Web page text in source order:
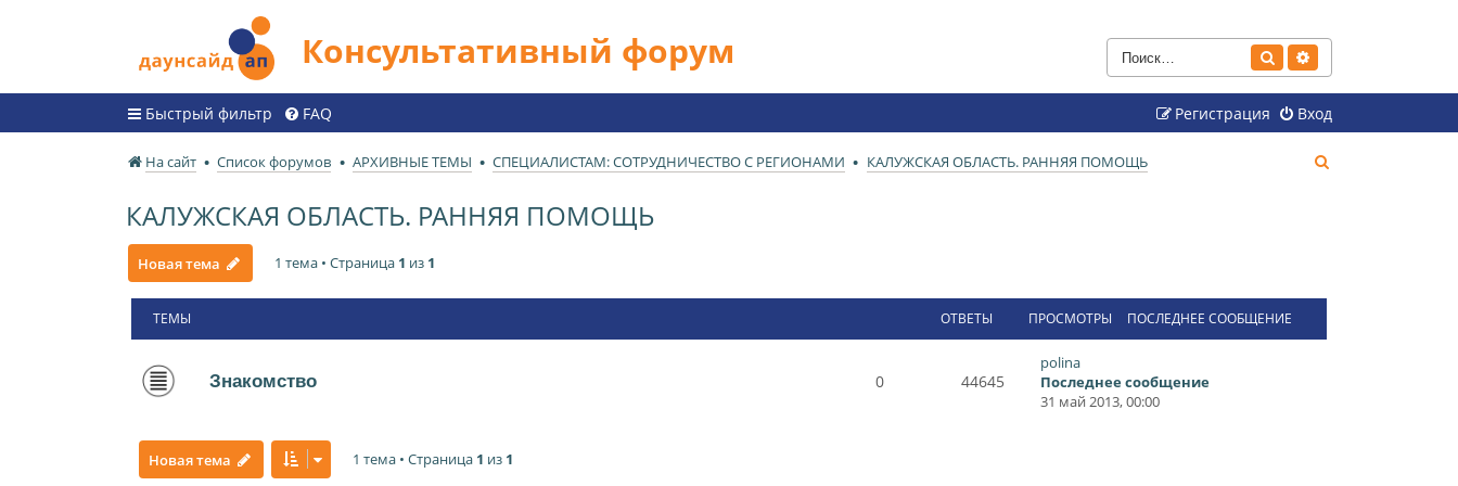
Консультативный форум Поиск
Быстрый фильтр FAQ Вход
Регистрация
На сайт Список форумов АРХИВНЫЕ ТЕМЫ СПЕЦИАЛИСТАМ: СОТРУДНИЧЕСТВО С РЕГИОНАМИ КАЛУЖСКАЯ ОБЛАСТЬ. РАННЯЯ ПОМОЩЬ
КАЛУЖСКАЯ ОБЛАСТЬ. РАННЯЯ ПОМОЩЬ
Новая тема 1 тема • Страница 1 из 1
ТЕМЫ ОТВЕТЫ ПРОСМОТРЫ ПОСЛЕДНЕЕ СООБЩЕНИЕ
Знакомство 0 44645
polina
Последнее сообщение
31 май 2013, 00:00
Новая тема 1 тема • Страница 1 из 1